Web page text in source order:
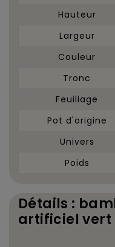
Hauteur
Largeur
Couleur
Tronc
Feuillage
Pot d'origine
Univers
Poids
Détails :
artificiel vert